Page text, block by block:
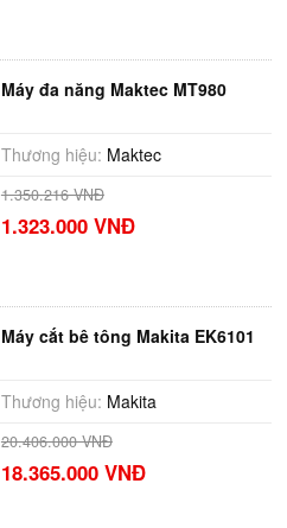
Máy đa năng Maktec MT980
Thương hiệu: Maktec
1.350.216 VNĐ
1.323.000 VNĐ
Máy cắt bê tông Makita EK6101
Thương hiệu: Makita
20.406.000 VNĐ
18.365.000 VNĐ